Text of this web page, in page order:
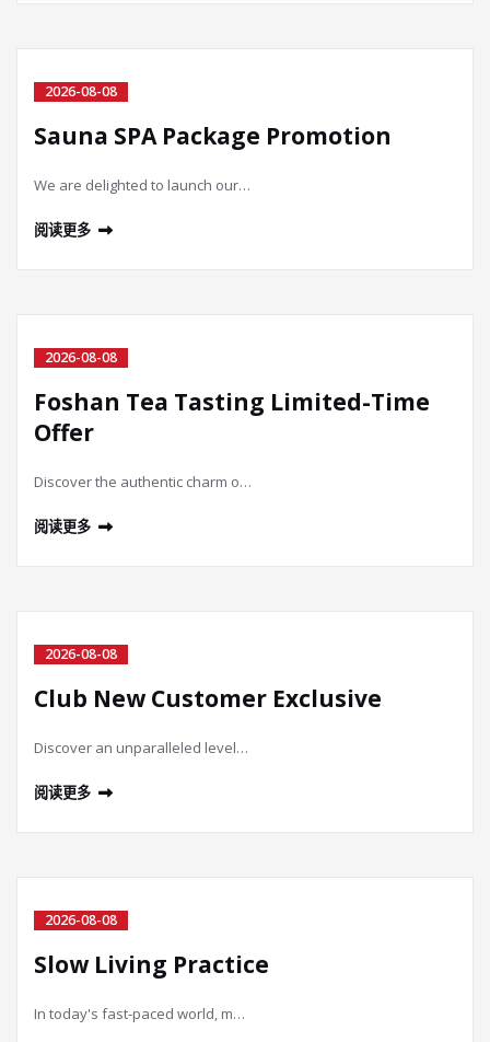
2026-08-08
Sauna SPA Package Promotion
We are delighted to launch our…
阅读更多
2026-08-08
Foshan Tea Tasting Limited-Time
Offer
Discover the authentic charm o…
阅读更多
2026-08-08
Club New Customer Exclusive
Discover an unparalleled level…
阅读更多
2026-08-08
Slow Living Practice
In today's fast-paced world, m…